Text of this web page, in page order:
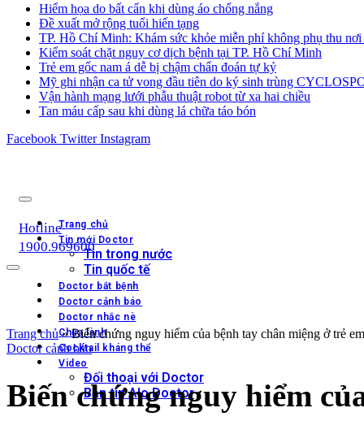
Hiểm họa do bất cẩn khi dùng áo chống nắng
Đề xuất mở rộng tuổi hiến tạng
TP. Hồ Chí Minh: Khám sức khỏe miễn phí không phụ thu nơi
Kiểm soát chặt nguy cơ dịch bệnh tại TP. Hồ Chí Minh
Trẻ em gốc nam á dễ bị chậm chẩn đoán tự kỷ
Mỹ ghi nhận ca tử vong đầu tiên do ký sinh trùng
Vận hành mạng lưới phẫu thuật robot từ xa hai chiều
Tan máu cấp sau khi dùng lá chữa táo bón
Facebook Twitter Instagram
Trang chủ
Tin mới Doctor
Tin trong nước
Tin quốc tế
Doctor bắt bệnh
Doctor cảnh báo
Doctor nhắc nè
Chữa lành
Cocktail kháng thể
Video
Đối thoại với Doctor
Bản tin Alo Doctor
Hotline
1900.969600
Trang chủ»Biến chứng nguy hiểm của bệnh tay chân miệng ở trẻ em
Doctor cảnh báo
Biến chứng nguy hiểm